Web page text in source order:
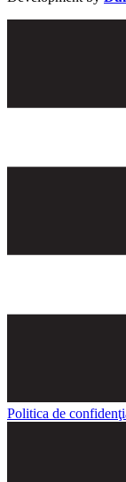
Politica de